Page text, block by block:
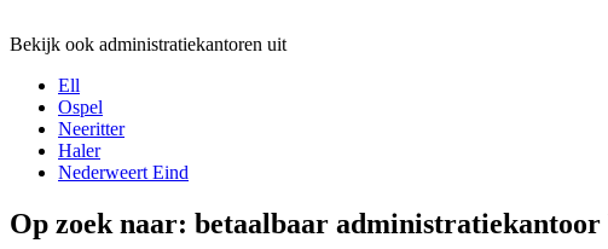
Bekijk ook administratiekantoren uit
Ell
Ospel
Neeritter
Haler
Nederweert Eind
Op zoek naar: betaalbaar